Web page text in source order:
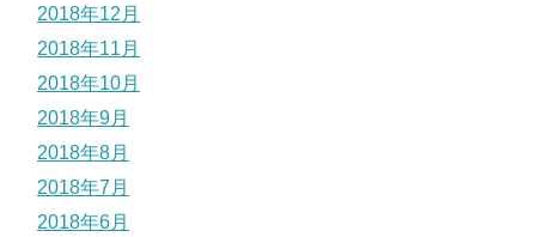
2018年12月
2018年11月
2018年10月
2018年9月
2018年8月
2018年7月
2018年6月